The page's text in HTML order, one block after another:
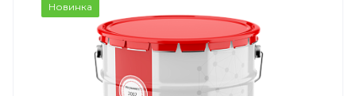
Новинка